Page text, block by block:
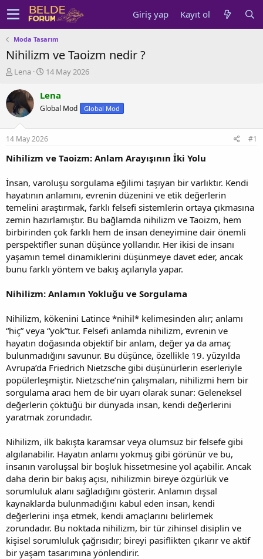
Giriş yap Kayıt ol
Moda Tasarım
Nihilizm ve Taoizm nedir ?
K
n
u
y
b
a
ş
t
a
n
Lena
B
ş
l
a
g
ı
ç
r
i
h
i
14 May 2026
Lena
Global Mod Global Mod
14 May 2026 #1
Nihilizm ve Taoizm: Anlam Arayışının İki Yolu
İnsan, varoluşu sorgulama eğilimi taşıyan bir varlıktır. Kendi
hayatının anlamını, evrenin düzenini ve etik değerlerin
temelini araştırmak, farklı felsefi sistemlerin ortaya çıkmasına
zemin hazırlamıştır. Bu bağlamda nihilizm ve Taoizm, hem
birbirinden çok farklı hem de insan deneyimine dair önemli
perspektifler sunan düşünce yollarıdır. Her ikisi de insanı
yaşamın temel dinamiklerini düşünmeye davet eder, ancak
bunu farklı yöntem ve bakış açılarıyla yapar.
Nihilizm: Anlamın Yokluğu ve Sorgulama
Nihilizm, kökenini Latince *nihil* kelimesinden alır; anlamı
“hiç” veya “yok”tur. Felsefi anlamda nihilizm, evrenin ve
hayatın doğasında objektif bir anlam, değer ya da amaç
bulunmadığını savunur. Bu düşünce, özellikle 19. yüzyılda
Avrupa’da Friedrich Nietzsche gibi düşünürlerin eserleriyle
popülerleşmiştir. Nietzsche’nin çalışmaları, nihilizmi hem bir
sorgulama aracı hem de bir uyarı olarak sunar: Geleneksel
değerlerin çöktüğü bir dünyada insan, kendi değerlerini
yaratmak zorundadır.
Nihilizm, ilk bakışta karamsar veya olumsuz bir felsefe gibi
algılanabilir. Hayatın anlamı yokmuş gibi görünür ve bu,
insanın varoluşsal bir boşluk hissetmesine yol açabilir. Ancak
daha derin bir bakış açısı, nihilizmin bireye özgürlük ve
sorumluluk alanı sağladığını gösterir. Anlamın dışsal
kaynaklarda bulunmadığını kabul eden insan, kendi
değerlerini inşa etmek, kendi amaçlarını belirlemek
zorundadır. Bu noktada nihilizm, bir tür zihinsel disiplin ve
kişisel sorumluluk çağrısıdır; bireyi pasiflikten çıkarır ve aktif
bir yaşam tasarımına yönlendirir.